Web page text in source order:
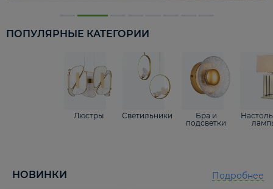
ПОПУЛЯРНЫЕ КАТЕГОРИИ
Люстры Светильники
Бра и
подсветки
НОВИНКИ Подробнее